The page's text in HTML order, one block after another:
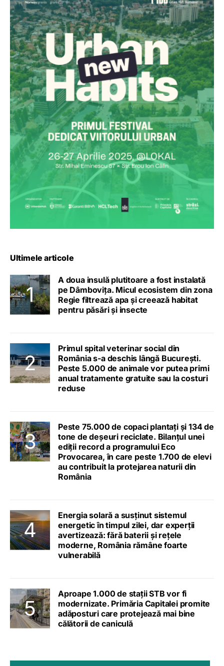
Ultimele articole
A doua insulă plutitoare a fost instalată
pe Dâmbovița. Micul ecosistem din zona
Regie filtrează apa și creează habitat
pentru păsări și insecte
Primul spital veterinar social din
România s-a deschis lângă București.
Peste 5.000 de animale vor putea primi
anual tratamente gratuite sau la costuri
reduse
Peste 75.000 de copaci plantați și 134 de
tone de deșeuri reciclate. Bilanțul unei
ediții record a programului Eco
Provocarea, în care peste 1.700 de elevi
au contribuit la protejarea naturii din
România
Energia solară a susținut sistemul
energetic în timpul zilei, dar experții
avertizează: fără baterii și rețele
moderne, România rămâne foarte
vulnerabilă
Aproape 1.000 de stații STB vor fi
modernizate. Primăria Capitalei promite
adăposturi care protejează mai bine
călătorii de caniculă